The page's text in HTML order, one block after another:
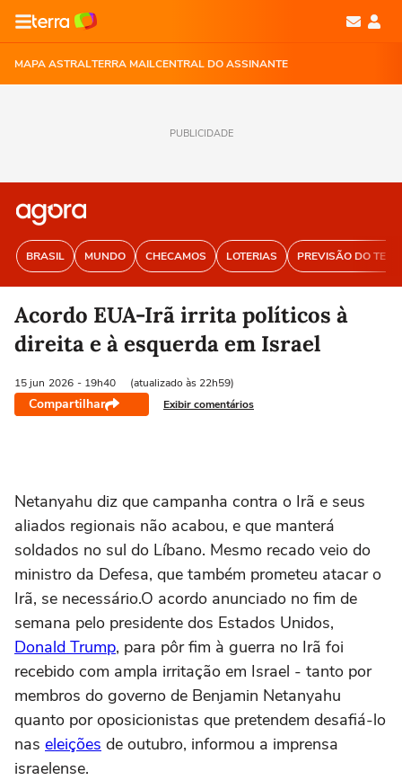
MAPA ASTRALTERRA MAILCENTRAL DO ASSINANTE
PUBLICIDADE
BRASIL MUNDO CHECAMOS LOTERIAS PREVISÃO DO
Acordo EUA-Irã irrita políticos à
direita e à esquerda em Israel
15 jun 2026 - 19h40 (atualizado às 22h59)
Compartilhar Exibir comentários
Netanyahu diz que campanha contra o Irã e seus
aliados regionais não acabou, e que manterá
soldados no sul do Líbano. Mesmo recado veio do
ministro da Defesa, que também prometeu atacar o
Irã, se necessário.O acordo anunciado no fim de
semana pelo presidente dos Estados Unidos,
Donald Trump, para pôr fim à guerra no Irã foi
recebido com ampla irritação em Israel - tanto por
membros do governo de Benjamin Netanyahu
quanto por oposicionistas que pretendem desafiá-lo
nas eleições de outubro, informou a imprensa
israelense.